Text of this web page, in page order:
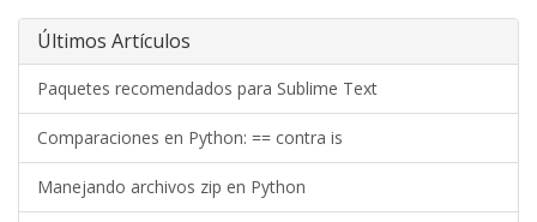
Últimos Artículos
Paquetes recomendados para Sublime Text
Comparaciones en Python: == contra is
Manejando archivos zip en Python